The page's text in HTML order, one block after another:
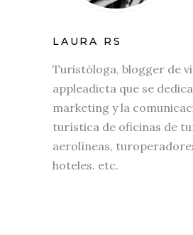
LAURA RS
Turistóloga, blogger de
appleadicta que se
marketing y la
turística de oficinas de
aerolíneas,
hoteles. etc.